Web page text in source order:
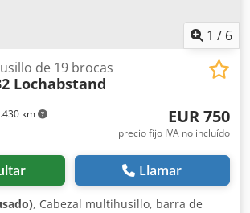
1 / 6
km
de 19 brocas
Lochabstand
EUR 750
precio fijo IVA no incluído
Llamar
, Cabezal multihusillo, barra de